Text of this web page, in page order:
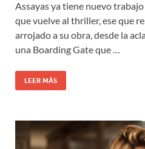
Assayas ya tiene nuevo
que vuelve al thriller, ese que
arrojado a su obra, desde la
una Boarding Gate que …
LEER MÁS